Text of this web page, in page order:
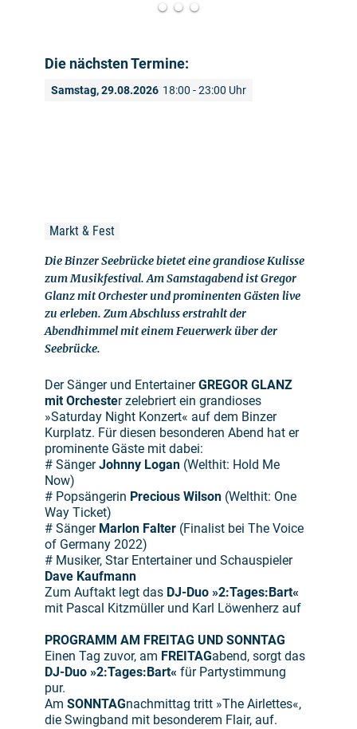
Die nächsten Termine:
Samstag, 29.08.2026 18:00 - 23:00 Uhr
Markt & Fest
Die Binzer Seebrücke bietet eine grandiose Kulisse
zum Musikfestival. Am Samstagabend ist Gregor
Glanz mit Orchester und prominenten Gästen live
zu erleben. Zum Abschluss erstrahlt der
Abendhimmel mit einem Feuerwerk über der
Seebrücke.
Der Sänger und EntertainerGREGOR GLANZ
mit Orchester zelebriert ein grandioses
»Saturday Night Konzert« auf dem Binzer
Kurplatz. Für diesen besonderen Abend hat er
prominente Gäste mit dabei:
# SängerJohnny Logan (Welthit: Hold Me
Now)
# Popsängerin Precious Wilson (Welthit: One
Way Ticket)
# Sänger Marlon Falter (Finalist bei The Voice
of Germany 2022)
# Musiker, Star Entertainer und Schauspieler
Dave Kaufmann
Zum Auftakt legt das DJ-Duo »2:Tages:Bart«
mit Pascal Kitzmüller und Karl Löwenherz auf
PROGRAMM AM FREITAG UND SONNTAG
Einen Tag zuvor, am FREITAGabend, sorgt das
DJ-Duo »2:Tages:Bart« für Partystimmung
pur.
Am SONNTAGnachmittag tritt »The Airlettes«,
die Swingband mit besonderem Flair, auf.